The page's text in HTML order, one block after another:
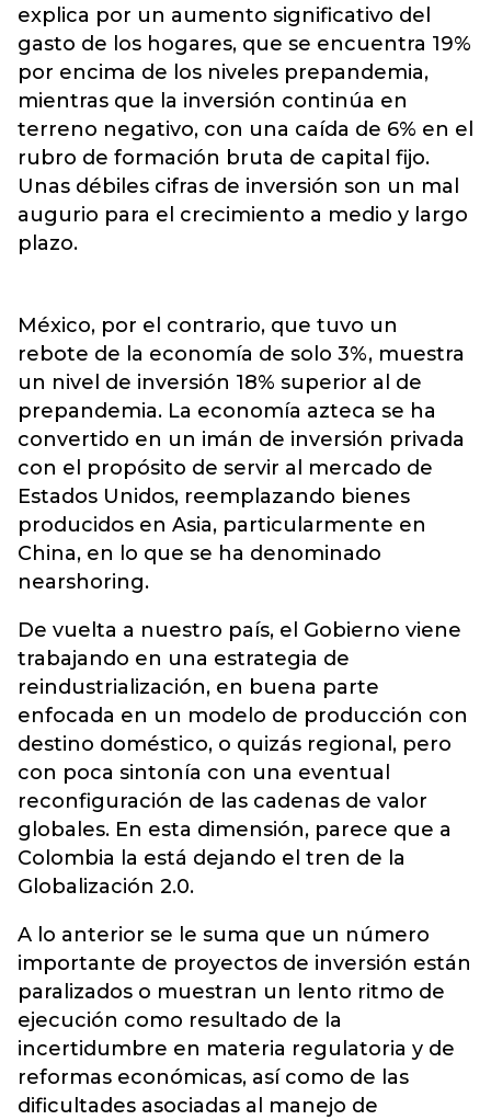
explica por un aumento significativo del
gasto de los hogares, que se encuentra 19%
por encima de los niveles prepandemia,
mientras que la inversión continúa en
terreno negativo, con una caída de 6% en el
rubro de formación bruta de capital fijo.
Unas débiles cifras de inversión son un mal
augurio para el crecimiento a medio y largo
plazo.
México, por el contrario, que tuvo un
rebote de la economía de solo 3%, muestra
un nivel de inversión 18% superior al de
prepandemia. La economía azteca se ha
convertido en un imán de inversión privada
con el propósito de servir al mercado de
Estados Unidos, reemplazando bienes
producidos en Asia, particularmente en
China, en lo que se ha denominado
nearshoring.
De vuelta a nuestro país, el Gobierno viene
trabajando en una estrategia de
reindustrialización, en buena parte
enfocada en un modelo de producción con
destino doméstico, o quizás regional, pero
con poca sintonía con una eventual
reconfiguración de las cadenas de valor
globales. En esta dimensión, parece que a
Colombia la está dejando el tren de la
Globalización 2.0.
A lo anterior se le suma que un número
importante de proyectos de inversión están
paralizados o muestran un lento ritmo de
ejecución como resultado de la
incertidumbre en materia regulatoria y de
reformas económicas, así como de las
dificultades asociadas al manejo de